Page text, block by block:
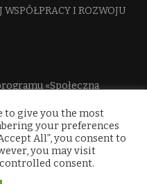
I ROZWOJU​
«Społeczna
to give you the most
your preferences
All”, you consent to
you may visit
consent.